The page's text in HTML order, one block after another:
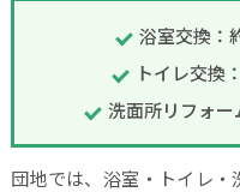
浴室交換：
トイレ交換
洗面所リフォ
団地では、浴室・トイレ